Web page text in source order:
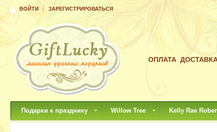
ВОЙТИ ЗАРЕГИСТРИРОВАТЬСЯ
ОПЛАТА
Подарки к празднику Willow Tree Kelly Rae